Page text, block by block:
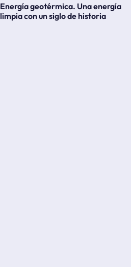
Energía geotérmica. Una energía
limpia con un siglo de historia